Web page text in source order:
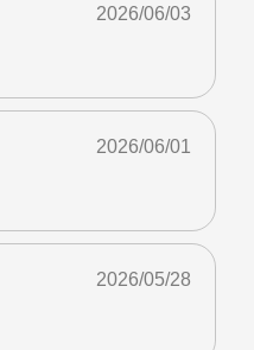
2026/06/03
2026/06/01
2026/05/28